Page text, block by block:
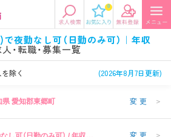
0
夜勤なし可（日勤のみ可）｜年収
・転職・募集一覧
除く (2026年8月7日更新)
駅・路線から探す
北陸・信越
択
項目の選択に戻る
勤務形態
県 愛知郡東郷町 変更 ＞
変更 ＞